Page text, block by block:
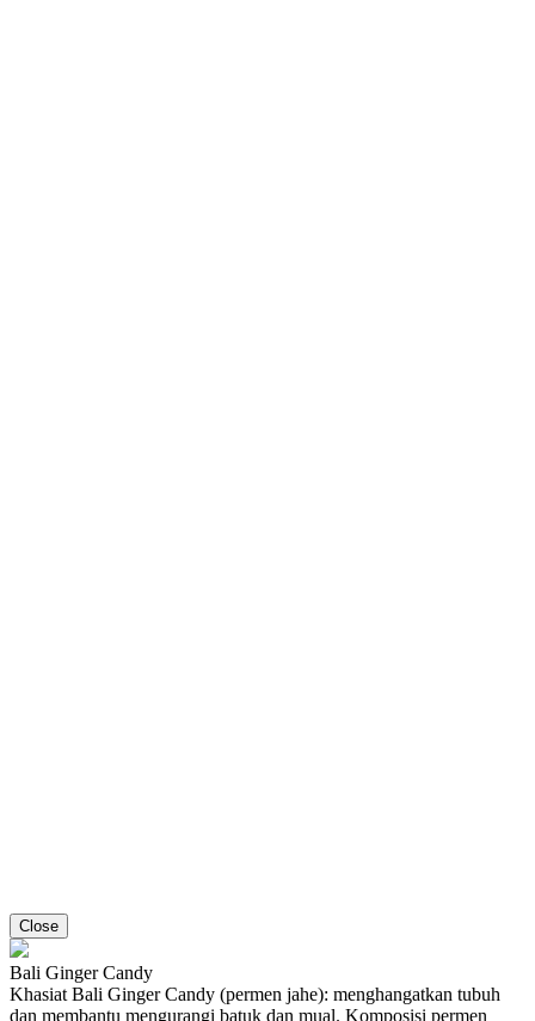
Close
Bali Ginger Candy
Khasiat Bali Ginger Candy (permen jahe): menghangatkan tubuh
dan membantu mengurangi batuk dan mual. Komposisi permen